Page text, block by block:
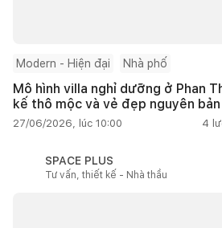
Modern - Hiện đại Nhà phố
Mô hình villa nghỉ dưỡng ở Phan
kế thô mộc và vẻ đẹp nguyên bản
27/06/2026, lúc 10:00 4
SPACE PLUS
Tư vấn, thiết kế - Nhà thầu